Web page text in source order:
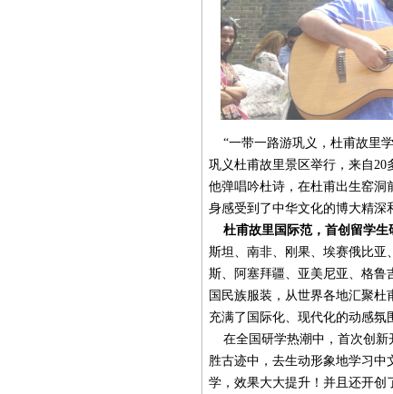
“一带一路游巩义，杜甫故里学
巩义杜甫故里景区举行，来自
他弹唱吟杜诗，在杜甫出生窑洞
身感受到了中华文化的博大精深
杜甫故里国际范，首创留学生
斯坦、南非、刚果、埃赛俄比亚
斯、阿塞拜疆、亚美尼亚、格鲁
国民族服装，从世界各地汇聚
充满了国际化、现代化的动感氛
在全国研学热潮中，首次创新
胜古迹中，去生动形象地学习
学，效果大大提升！并且还开创